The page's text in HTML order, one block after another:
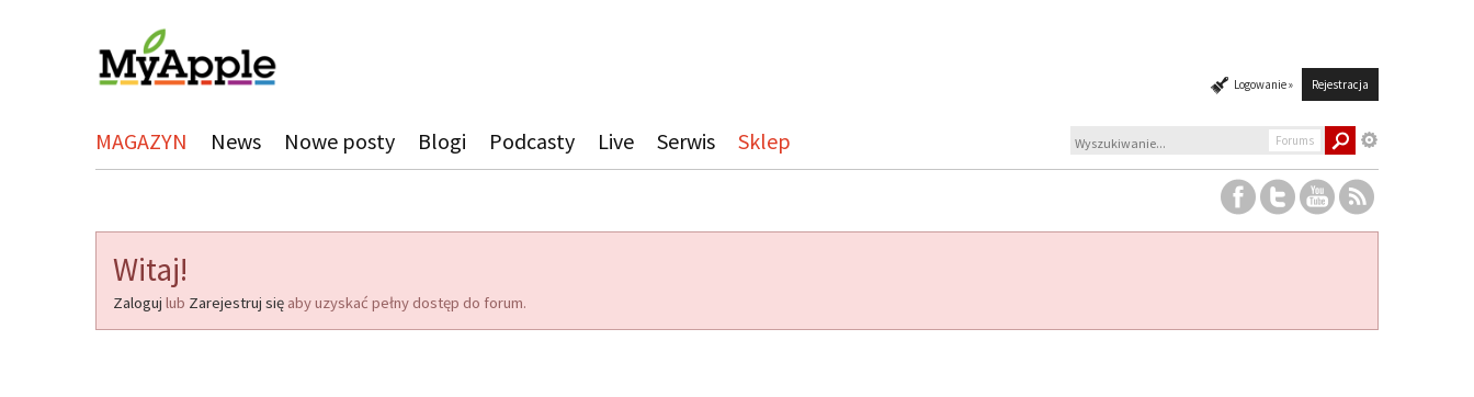
Logowanie » Rejestracja
MAGAZYN News Nowe posty Blogi Podcasty Live Serwis Sklep Forums
Witaj!
Zaloguj lub Zarejestruj się aby uzyskać pełny dostęp do forum.